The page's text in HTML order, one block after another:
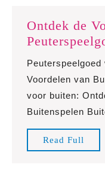
Ontdek de
Voordelen van
voor buiten:
Buitenspelen
Read Full
Full